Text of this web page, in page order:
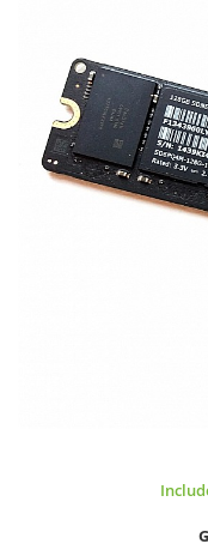
A2289 (Retina 13” 2020)
A2338 (M1/M2 13”
A2442 (M1 14” 2021)
A2485 (M1 16” 2021)
A2779 (M2 14” 2023)